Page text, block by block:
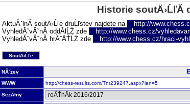
Historie soutÄ›ĹľĂ­
AktuĂˇlnĂ­ soutÄ›Ĺľe druĹľstev najdete na http://
VyhledĂˇvĂˇnĂ­ oddĂ­lĹŻ zde
http://www.chess.cz/
VyhledĂˇvĂˇnĂ­ hrĂˇÄŤĹŻ zde
http://www.chess.cz/hraci-
SoutÄ›Ĺľe
NĂˇzev
WWW http://chess-results.com/Tnr239247.aspx?lan=5
SezĂłny